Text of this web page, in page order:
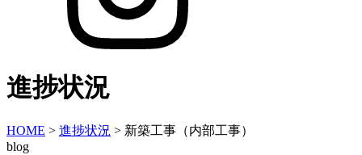
進捗状況
HOME > 進捗状況 > 新築工事（内部工事）
blog